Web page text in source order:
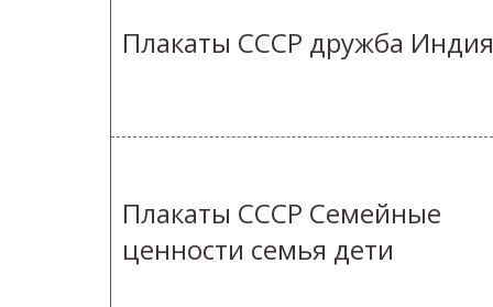
Плакаты СССР дружба Индия
Плакаты СССР Семейные
ценности семья дети